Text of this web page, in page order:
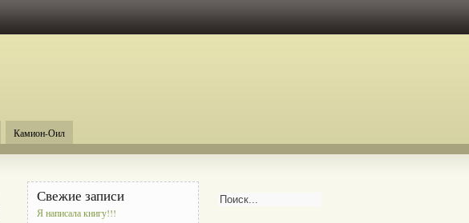
Камион-Оил
Свежие записи
Я написала книгу!!!